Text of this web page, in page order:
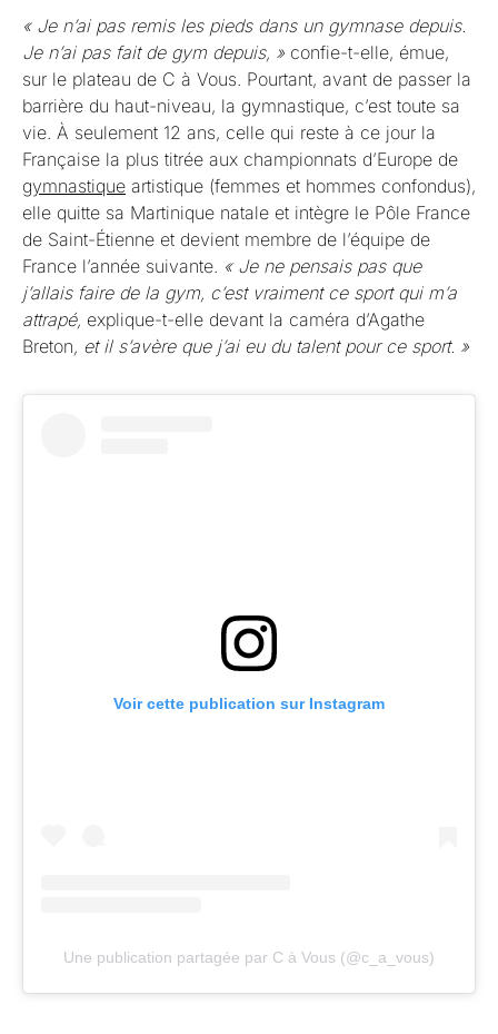
« Je n’ai pas remis les pieds dans un gymnase depuis.
Je n’ai pas fait de gym depuis, » confie-t-elle, émue,
sur le plateau de C à Vous. Pourtant, avant de passer la
barrière du haut-niveau, la gymnastique, c’est toute sa
vie. À seulement 12 ans, celle qui reste à ce jour la
Française la plus titrée aux championnats d’Europe de
gymnastique artistique (femmes et hommes confondus),
elle quitte sa Martinique natale et intègre le Pôle France
de Saint-Étienne et devient membre de l’équipe de
France l’année suivante. « Je ne pensais pas que
j’allais faire de la gym, c’est vraiment ce sport qui m’a
attrapé, explique-t-elle devant la caméra d’Agathe
Breton, et il s’avère que j’ai eu du talent pour ce sport. »
Voir cette publication sur Instagram
Une publication partagée par C à Vous (@c_a_vous)